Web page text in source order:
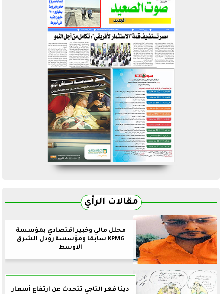
مقالات الرأي
محلل مالي وخبير اقتصادي بمؤسسة
KPMG سابقا ومؤسسة رودل الشرق
الاوسط
دينا فهر التاجي تتحدث عن ارتفاع أسعار